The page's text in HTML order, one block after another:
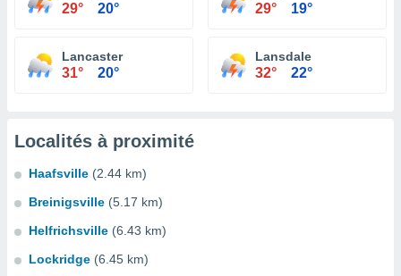
29° 20° 29° 19°
Lancaster
31° 20°
Lansdale
32° 22°
Localités à proximité
Haafsville (2.44 km)
Breinigsville (5.17 km)
Helfrichsville (6.43 km)
Lockridge (6.45 km)